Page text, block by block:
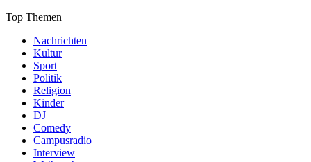
Top Themen
Nachrichten
Kultur
Sport
Politik
Religion
Kinder
DJ
Comedy
Campusradio
Interview